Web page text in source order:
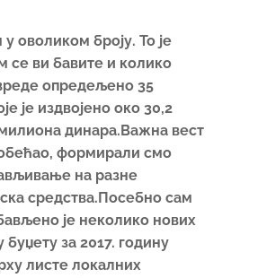
оволиком броју. То је
се ви бавите и колико
опредељено 35
је издвојено око 30,2
динара.Важна вест
формирали смо
на разне
средства.Посебно сам
је неколико нових
за 2017. годину
листе локалних